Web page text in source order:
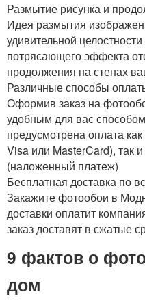
Размытие рисунка и
Идея размытия
удивительной
потрясающего эффекта
продолжения на стенах
Различные способы
Оформив заказ на
удобным для вас
предусмотрена оплата
Visa или MasterCard), так
(наложенный платеж)
Бесплатная доставка по
Закажите фотообои в
доставки оплатит
заказ доставят в сжатые
9 фактов о
дом